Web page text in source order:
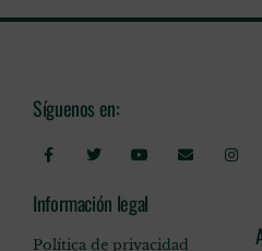
Síguenos en:
Información legal
Política de privacidad